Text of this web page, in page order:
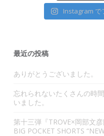
Instagram で
最近の投稿
ありがとうございました。
忘れられないたくさんの時
いました。
第十三弾『TROVE×岡部文彦
BIG POCKET SHORTS